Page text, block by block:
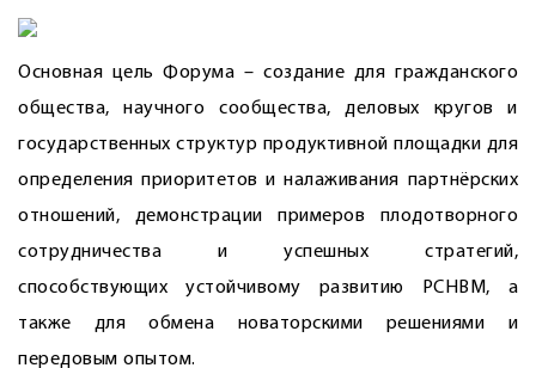
Основная цель Форума – создание для гражданского
общества, научного сообщества, деловых кругов и
государственных структур продуктивной площадки для
определения приоритетов и налаживания партнёрских
отношений, демонстрации примеров плодотворного
сотрудничества и успешных стратегий,
способствующих устойчивому развитию РСНВМ, а
также для обмена новаторскими решениями и
передовым опытом.